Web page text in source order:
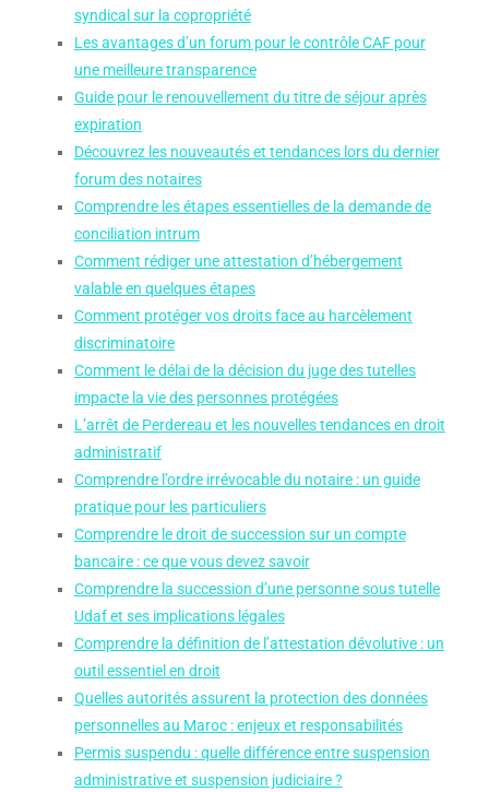
syndical sur la copropriété
Les avantages d’un forum pour le contrôle CAF pour
une meilleure transparence
Guide pour le renouvellement du titre de séjour après
expiration
Découvrez les nouveautés et tendances lors du dernier
forum des notaires
Comprendre les étapes essentielles de la demande de
conciliation intrum
Comment rédiger une attestation d’hébergement
valable en quelques étapes
Comment protéger vos droits face au harcèlement
discriminatoire
Comment le délai de la décision du juge des tutelles
impacte la vie des personnes protégées
L’arrêt de Perdereau et les nouvelles tendances en droit
administratif
Comprendre l’ordre irrévocable du notaire : un guide
pratique pour les particuliers
Comprendre le droit de succession sur un compte
bancaire : ce que vous devez savoir
Comprendre la succession d’une personne sous tutelle
Udaf et ses implications légales
Comprendre la définition de l’attestation dévolutive : un
outil essentiel en droit
Quelles autorités assurent la protection des données
personnelles au Maroc : enjeux et responsabilités
Permis suspendu : quelle différence entre suspension
administrative et suspension judiciaire ?